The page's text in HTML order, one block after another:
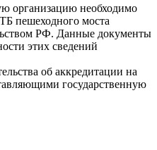
организацию необходимо
пешеходного моста
РФ. Данные документы
этих сведений
об аккредитации на
государственную